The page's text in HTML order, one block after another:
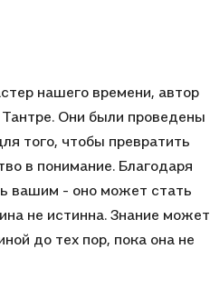
нашего времени, автор
Они были проведены
того, чтобы превратить
в понимание. Благодаря
вашим - оно может стать
не истинна. Знание может
до тех пор, пока она не